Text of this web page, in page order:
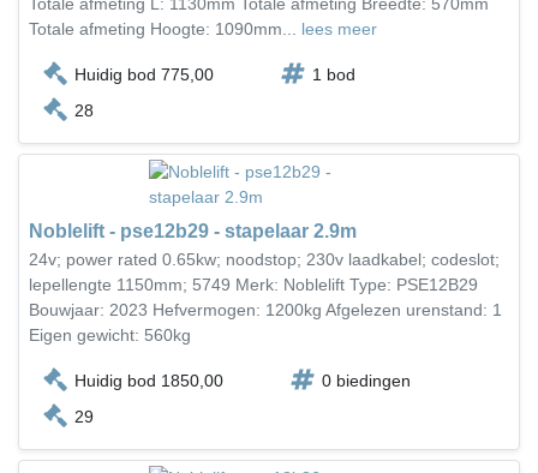
Totale afmeting Hoogte: 1090mm... lees meer
Huidig bod 775,00
1 bod
28
Noblelift - pse12b29 - stapelaar 2.9m
24v; power rated 0.65kw; noodstop; 230v laadkabel; codeslot;
lepellengte 1150mm; 5749 Merk: Noblelift Type: PSE12B29
Bouwjaar: 2023 Hefvermogen: 1200kg Afgelezen urenstand: 1
Eigen gewicht: 560kg
Huidig bod 1850,00
0 biedingen
29